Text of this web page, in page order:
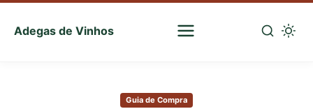
Adegas de Vinhos
Sua
Guia de Compra